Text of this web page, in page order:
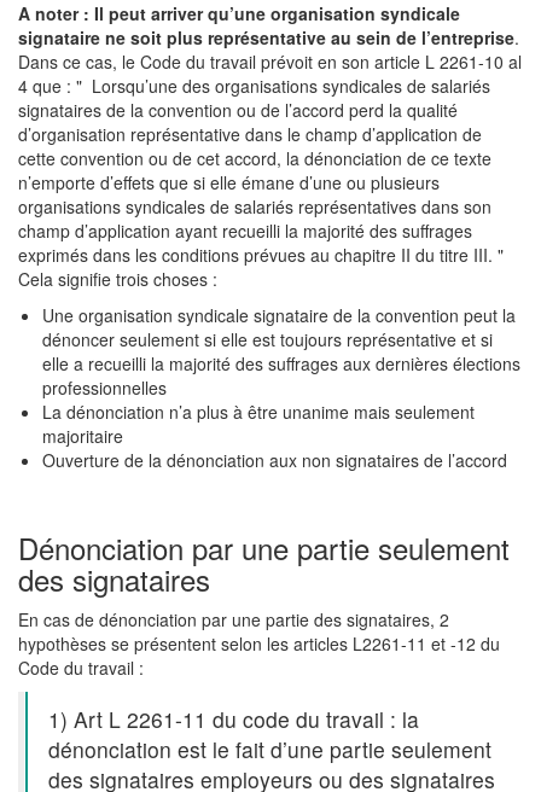
A noter : Il peut arriver qu’une organisation syndicale
signataire ne soit plus représentative au sein de l’entreprise.
Dans ce cas, le Code du travail prévoit en son article L 2261-10 al
4 que : " Lorsqu’une des organisations syndicales de salariés
signataires de la convention ou de l’accord perd la qualité
d’organisation représentative dans le champ d’application de
cette convention ou de cet accord, la dénonciation de ce texte
n’emporte d’effets que si elle émane d’une ou plusieurs
organisations syndicales de salariés représentatives dans son
champ d’application ayant recueilli la majorité des suffrages
exprimés dans les conditions prévues au chapitre II du titre III. "
Cela signifie trois choses :
Une organisation syndicale signataire de la convention peut la
dénoncer seulement si elle est toujours représentative et si
elle a recueilli la majorité des suffrages aux dernières élections
professionnelles
La dénonciation n’a plus à être unanime mais seulement
majoritaire
Ouverture de la dénonciation aux non signataires de l’accord
Dénonciation par une partie seulement
des signataires
En cas de dénonciation par une partie des signataires, 2
hypothèses se présentent selon les articles L2261-11 et -12 du
Code du travail :
1) Art L 2261-11 du code du travail : la
dénonciation est le fait d’une partie seulement
des signataires employeurs ou des signataires